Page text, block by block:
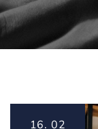
16. 02